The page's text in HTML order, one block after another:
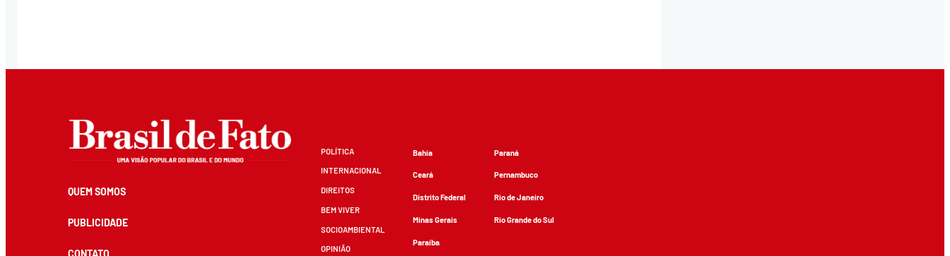
QUEM SOMOS
PUBLICIDADE
CONTATO
POLÍTICA
INTERNACIONAL
DIREITOS
BEM VIVER
SOCIOAMBIENTAL
OPINIÃO
Bahia
Ceará
Distrito Federal
Minas Gerais
Paraíba
Paraná
Pernambuco
Rio de Janeiro
Rio Grande do Sul